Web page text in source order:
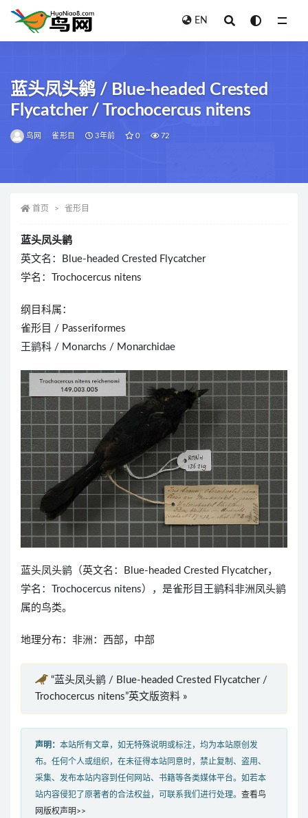
EN
蓝头凤头鹟 / Blue-headed Crested
Flycatcher / Trochocercus nitens
鸟网 雀形目 3年前 0 72
首页 雀形目
蓝头凤头鹟
英文名：Blue-headed Crested Flycatcher
学名：Trochocercus nitens
纲目科属：
雀形目 / Passeriformes
王鹟科 / Monarchs / Monarchidae
蓝头凤头鹟（英文名：Blue-headed Crested Flycatcher，
学名：Trochocercus nitens），是雀形目王鹟科非洲凤头鹟
属的鸟类。
地理分布：非洲：西部，中部
“蓝头凤头鹟 / Blue-headed Crested Flycatcher /
Trochocercus nitens”英文版资料 »
声明： 本站所有文章，如无特殊说明或标注，均为本站原创发
布。任何个人或组织，在未征得本站同意时，禁止复制、盗用、
采集、发布本站内容到任何网站、书籍等各类媒体平台。如若本
站内容侵犯了原著者的合法权益，可联系我们进行处理。 查看鸟
网版权声明>>